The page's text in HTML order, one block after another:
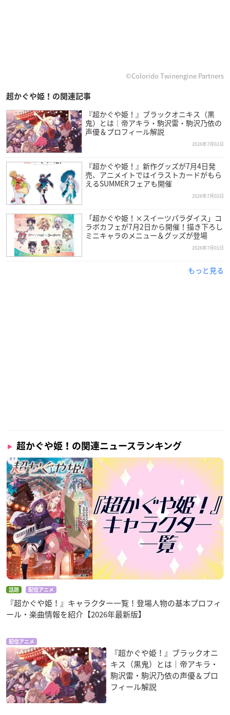
©Colorido Twinengine Partners
超かぐや姫！の関連記事
『超かぐや姫！』ブラックオニキス（黒
鬼）とは｜帝アキラ・駒沢雷・駒沢乃依の
声優＆プロフィール解説
2026年7月02日
『超かぐや姫！』新作グッズが7月4日発
売、アニメイトではイラストカードがもら
えるSUMMERフェアも開催
2026年7月02日
「超かぐや姫！×スイーツパラダイス」コ
ラボカフェが7月2日から開催！描き下ろし
ミニキャラのメニュー＆グッズが登場
2026年7月01日
もっと見る
超かぐや姫！の関連ニュースランキング
話題 配信アニメ
『超かぐや姫！』キャラクター一覧！登場人物の基本プロフィ
ール・楽曲情報を紹介【2026年最新版】
配信アニメ
『超かぐや姫！』ブラックオニ
キス（黒鬼）とは｜帝アキラ・
駒沢雷・駒沢乃依の声優＆プロ
フィール解説